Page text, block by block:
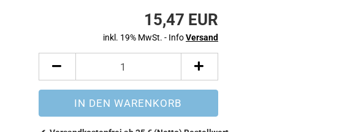
15,47 EUR
inkl. 19% MwSt. - InfoVersand